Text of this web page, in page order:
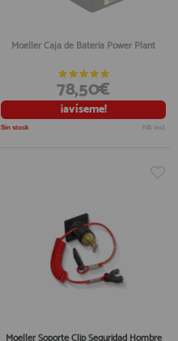
Moeller Caja de Bateria Power Plant
78,50€
¡avíseme!
Sin stock IVA incl.